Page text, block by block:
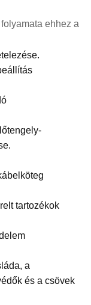
ehhez a
tartozékok
a
és a csövek